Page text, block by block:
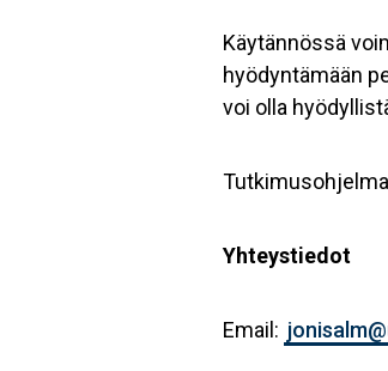
Käytännössä
hyödyntämään
voi olla
Yhteystiedot
Email: